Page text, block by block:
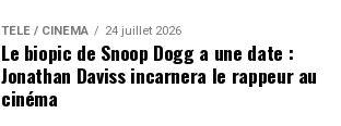
TÉLÉ / CINÉMA 24 juillet 2026
Le biopic de Snoop Dogg a une date :
Jonathan Daviss incarnera le rappeur au
cinéma